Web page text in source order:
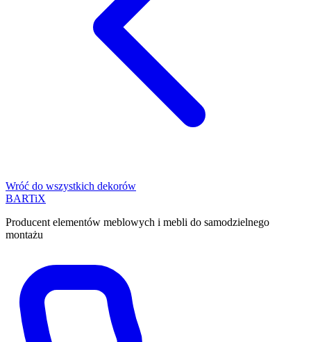
Wróć do wszystkich dekorów
BARTiX
Producent elementów meblowych i mebli do samodzielnego
montażu